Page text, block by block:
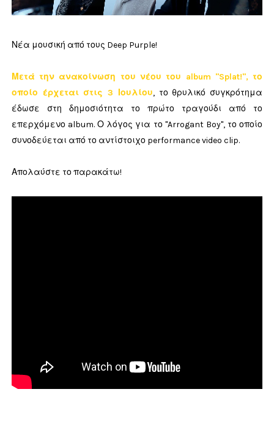
Νέα μουσική από τους Deep Purple!
Μετά την ανακοίνωση του νέου του album "Splat!", το
οποίο έρχεται στις 3 Ιουλίου, το θρυλικό συγκρότημα
έδωσε στη δημοσιότητα το πρώτο τραγούδι από το
επερχόμενο album. Ο λόγος για το "Arrogant Boy", το οποίο
συνοδεύεται από το αντίστοιχο performance video clip.
Απολαύστε το παρακάτω!